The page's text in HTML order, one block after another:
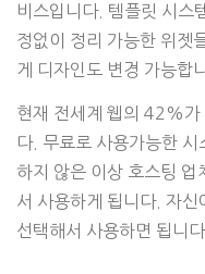
비스입니다. 템플릿 시스
정없이 정리 가능한 위젯
게 디자인도 변경 가능합
현재 전세계 웹의 42%가
다. 무료로 사용가능한
하지 않은 이상 호스팅 업
서 사용하게 됩니다. 자
선택해서 사용하면 됩니다.